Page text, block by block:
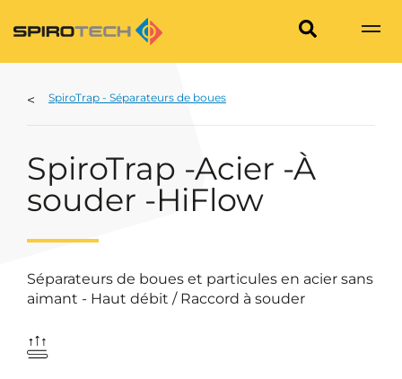
SpiroTrap - Séparateurs de boues
SpiroTrap -Acier -À
souder -HiFlow
Séparateurs de boues et particules en acier sans
aimant - Haut débit / Raccord à souder